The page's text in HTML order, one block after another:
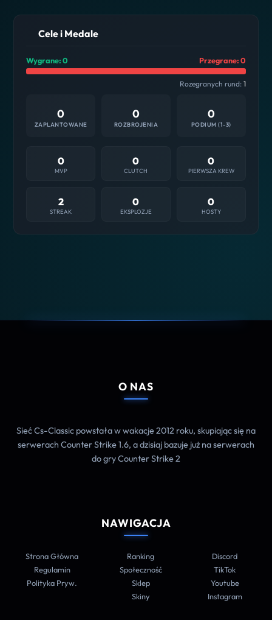
Cele i Medale
Wygrane: 0 Przegrane: 0
Rozegranych rund: 1
0
ZAPLANTOWANE
0
ROZBROJENIA
0
PODIUM (1-3)
0
MVP
0
CLUTCH
0
PIERWSZA KREW
2
STREAK
0
EKSPLOZJE
0
HOSTY
O NAS
Sieć Cs-Classic powstała w wakacje 2012 roku, skupiając się na
serwerach Counter Strike 1.6, a dzisiaj bazuje już na serwerach
do gry Counter Strike 2
NAWIGACJA
Strona Główna
Regulamin
Polityka Pryw.
Ranking
Społeczność
Sklep
Skiny
Discord
TikTok
Youtube
Instagram